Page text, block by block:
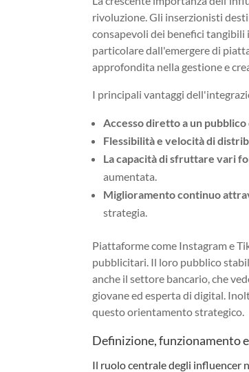
rivoluzione. Gli inserzionisti
consapevoli dei benefici
particolare dall'emergere di
approfondita nella gestione e
I principali vantaggi
Accesso diretto a un
Flessibilità e velocità di
La capacità di sfruttare vari
aumentata.
Miglioramento continuo
strategia.
Piattaforme come Instagram e
pubblicitari. Il loro pubblico
anche il settore bancario, che
giovane ed esperta di digital.
questo orientamento strategico.
Definizione, funzionamento
Il ruolo centrale degli influencer